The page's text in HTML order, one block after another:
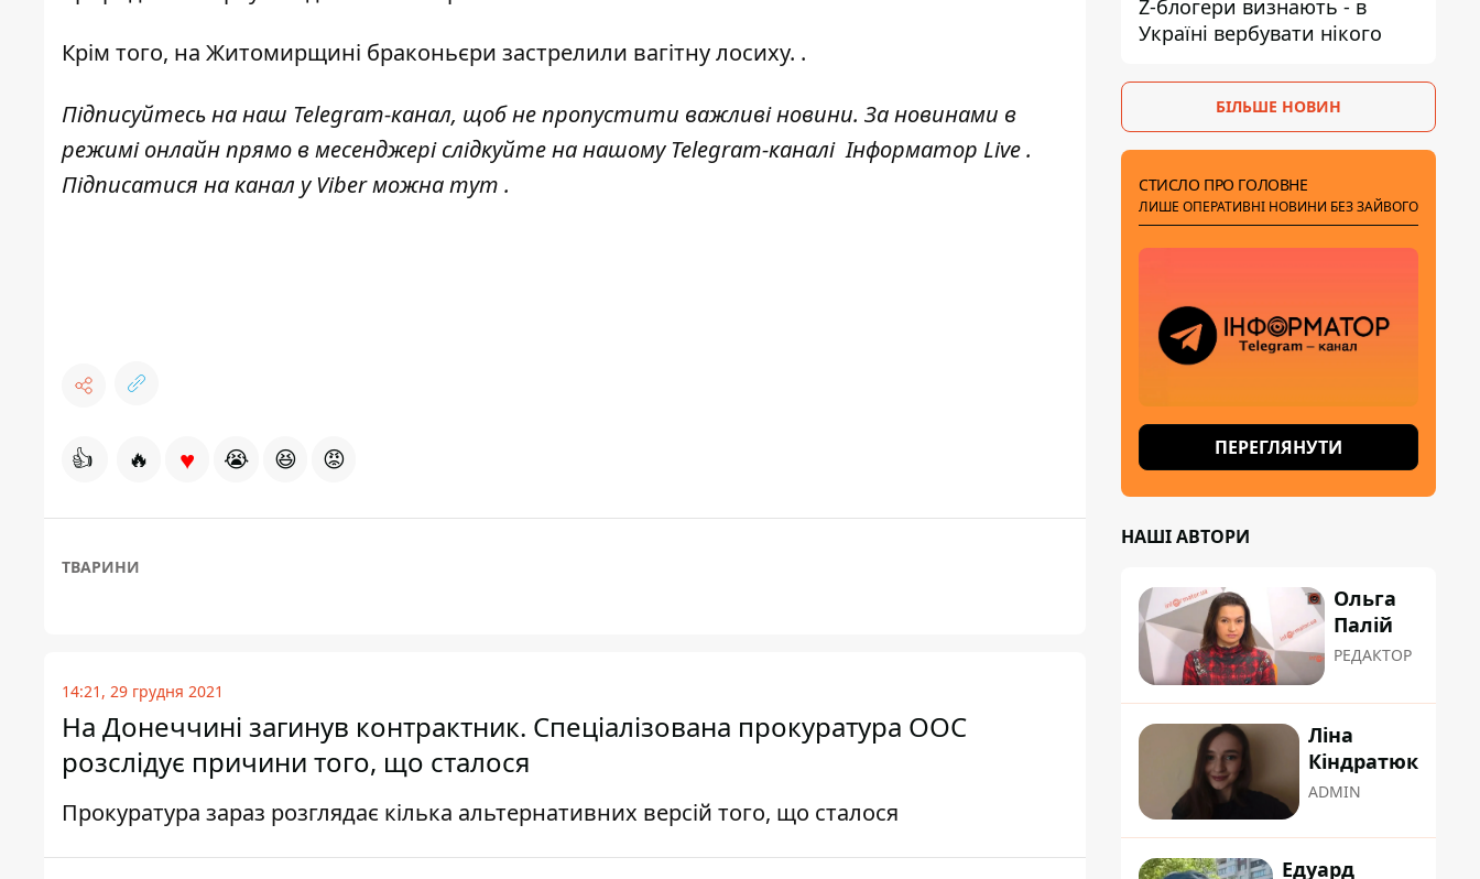
Крім того, на Житомирщині браконьєри застрелили вагітну лосиху. .
Підписуйтесь на наш Telegram-канал, щоб не пропустити важливі новини. За новинами в
режимі онлайн прямо в месенджері слідкуйте на нашому Telegram-каналіІнформатор Live.
Підписатися на канал у Viber можнатут .
👍 🔥 ♥ 😭 😆 😡
ТВАРИНИ
14:21, 29 грудня 2021
На Донеччині загинув контрактник. Спеціалізована прокуратура ООС
розслідує причини того, що сталося
Прокуратура зараз розглядає кілька альтернативних версій того, що сталося
Z-блогери визнають - в
Україні вербувати нікого
БІЛЬШЕ НОВИН
СТИСЛО ПРО ГОЛОВНЕ
ЛИШЕ ОПЕРАТИВНІ НОВИНИ БЕЗ ЗАЙВОГО
ПЕРЕГЛЯНУТИ
НАШІ АВТОРИ
Ольга
Палій
РЕДАКТОР
Ліна
Кіндратюк
ADMIN
Едуард